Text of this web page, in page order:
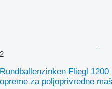
2
Rundballenzinken Fliegl
opreme za poljoprivredne